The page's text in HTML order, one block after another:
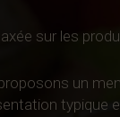
sur les
un
typique